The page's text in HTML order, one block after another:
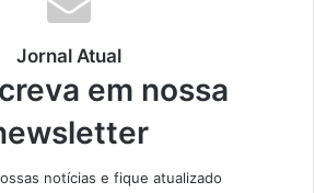
Jornal Atual
em nossa
notícias e fique atualizado